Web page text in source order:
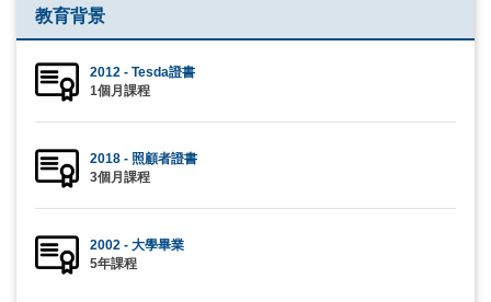
教育背景
2012 - Tesda證書
1個月課程
2018 - 照顧者證書
3個月課程
2002 - 大學畢業
5年課程